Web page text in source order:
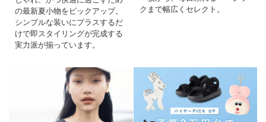
の最新夏小物をピックアップ。
シンプルな装いにプラスするだ
けで即スタイリングが完成する
実力派が揃っています。
クまで幅広くセレクト。